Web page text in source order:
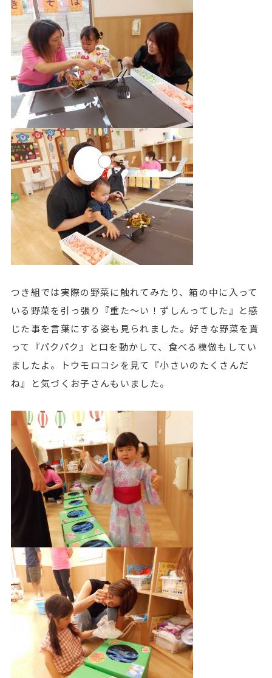
つき組では実際の野菜に触れてみたり、箱の中に入って
いる野菜を引っ張り『重た～い！ずしんってした』と感
じた事を言葉にする姿も見られました。好きな野菜を貰
って『パクパク』と口を動かして、食べる模倣もしてい
ましたよ。トウモロコシを見て『小さいのたくさんだ
ね』と気づくお子さんもいました。